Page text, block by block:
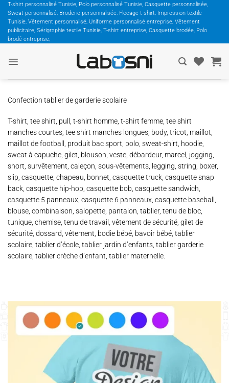
Passer
contenu
T-shirt personnalisé Tunisie, Polo personnalisé Tunisie, Casquette personnalisée,
Sweat personnalisé, Broderie personnalisée, Flocage t-shirt, Impression textile
Tunisie, Vêtement personnalisé, Uniforme personnalisé entreprise, Vêtement
publicitaire, Sérigraphie textile Tunisie, T-shirt entreprise, Casquette brodée, Polo
brodé entreprise,
Confection tablier de garderie scolaire
T-shirt, tee shirt, pull, t-shirt homme, t-shirt femme, tee shirt
manches courtes, tee shirt manches longues, body, tricot, maillot,
maillot de football, produit bac sport, polo, sweat-shirt, hoodie,
sweat à capuche, gilet, blouson, veste, débardeur, marcel, jogging,
short, survêtement, caleçon, sous-vêtements, legging, string, boxer,
slip, casquette, chapeau, bonnet, casquette truck, casquette snap
back, casquette hip-hop, casquette bob, casquette sandwich,
casquette 5 panneaux, casquette 6 panneaux, casquette baseball,
blouse, combinaison, salopette, pantalon, tablier, tenu de bloc,
tunique, chemise, tenu de travail, vêtement de sécurité, gilet de
sécurité, dossard, vêtement, bodie bébé, bavoir bébé, tablier
scolaire, tablier d’école, tablier jardin d’enfants, tablier garderie
scolaire, tablier crèche d’enfant, tablier maternelle.